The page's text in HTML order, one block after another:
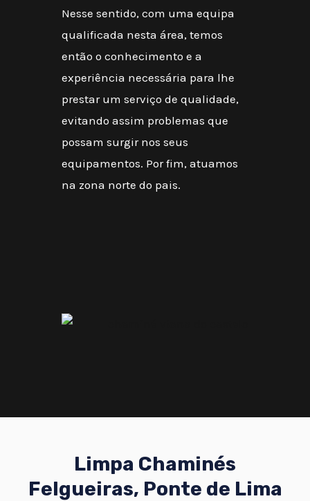
Nesse sentido, com uma equipa
qualificada nesta área, temos
então o conhecimento e a
experiência necessária para lhe
prestar um serviço de qualidade,
evitando assim problemas que
possam surgir nos seus
equipamentos. Por fim, atuamos
na zona norte do pais.
Limpa Chaminés
Felgueiras, Ponte de Lima